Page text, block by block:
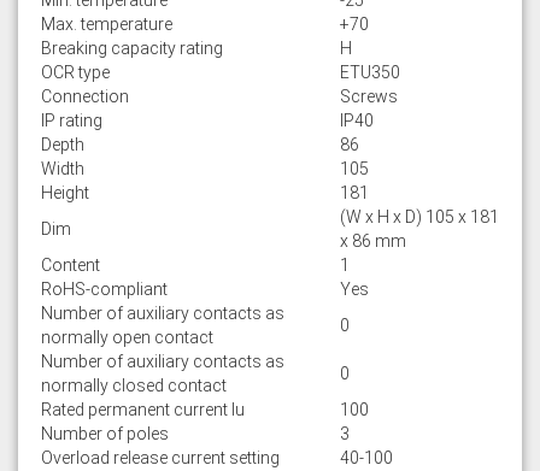
Max. temperature
+70
Breaking capacity rating
H
OCR type
ETU350
Connection
Screws
IP rating
IP40
Depth
86
Width
105
Height
181
Dim
(W x H x D) 105 x 181
x 86 mm
Content
1
RoHS-compliant
Yes
Number of auxiliary contacts as
normally open contact
0
Number of auxiliary contacts as
normally closed contact
0
Rated permanent current Iu
100
Number of poles
3
Overload release current setting
40-100